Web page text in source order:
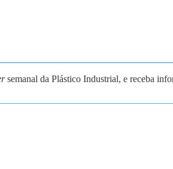
semanal da Plástico Industrial, e receba